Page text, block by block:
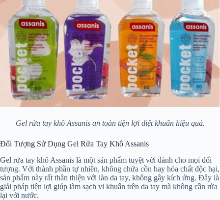
Gel rửa tay khô Assanis an toàn tiện lợi diệt khuẩn hiệu quả.
Đối Tượng Sử Dụng Gel Rửa Tay Khô Assanis
Gel rửa tay khô Assanis là một sản phẩm tuyệt vời dành cho mọi đối
tượng. Với thành phần tự nhiên, không chứa cồn hay hóa chất độc hại,
sản phẩm này rất thân thiện với làn da tay, không gây kích ứng. Đây là
giải pháp tiện lợi giúp làm sạch vi khuẩn trên da tay mà không cần rửa
lại với nước.